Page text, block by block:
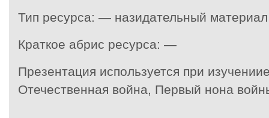
Тип ресурса: — назидательный материал
Краткое абрис ресурса: —
Презентация используется при
Отечественная война, Первый нона